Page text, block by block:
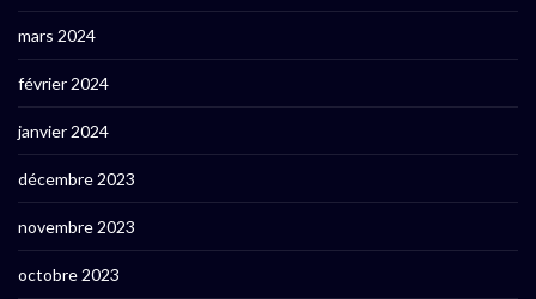
mars 2024
février 2024
janvier 2024
décembre 2023
novembre 2023
octobre 2023